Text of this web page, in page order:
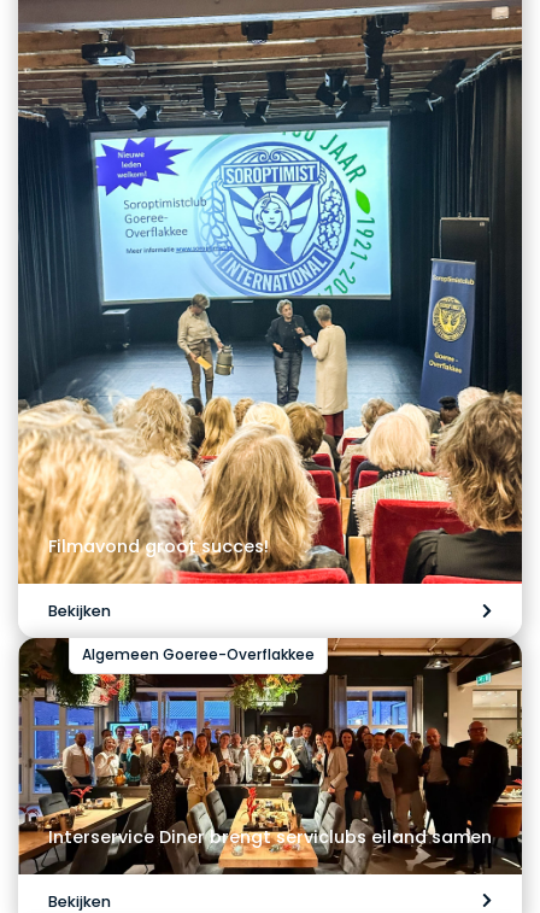
Filmavond groot succes!
Bekijken
Algemeen Goeree-Overflakkee
Interservice Diner brengt serviclubs eiland samen
Bekijken